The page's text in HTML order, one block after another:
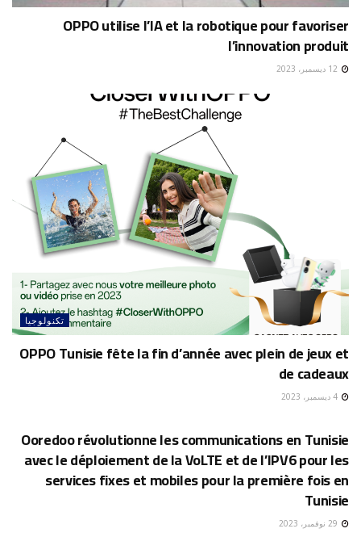
OPPO utilise l’IA et la robotique pour favoriser
l’innovation produit
تكنولوجيا
OPPO Tunisie fête la fin d’année avec plein de jeux et
de cadeaux
Ooredoo révolutionne les communications en Tunisie
avec le déploiement de la VoLTE et de l’IPV6 pour les
services fixes et mobiles pour la première fois en
Tunisie